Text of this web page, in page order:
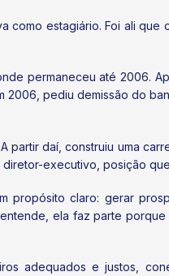
como estagiário. Foi ali que
permaneceu até 2006.
2006, pediu demissão do
daí, construiu uma
executivo, posição
propósito claro: gerar
ela faz parte
adequados e justos,